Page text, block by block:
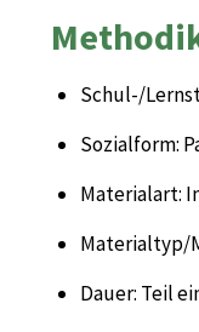
Schul-/
Sozialform:
Materialart:
Materialtyp/
Dauer: Teil